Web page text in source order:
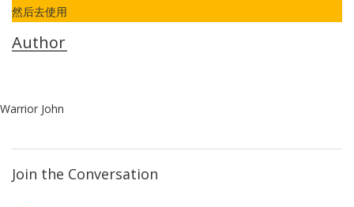
然后去使用
Author
Warrior John
Join the Conversation